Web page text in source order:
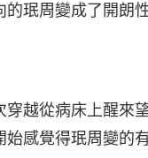
的珉周變成了開朗
穿越從病床上醒來
始感覺得珉周變的